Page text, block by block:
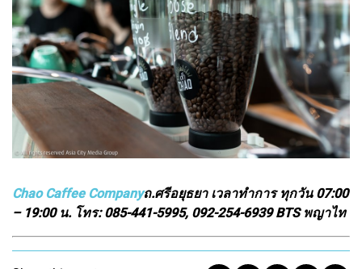
Chao Caffee Companyถ.ศรีอยุธยา เวลาทำการ ทุกวัน 07:00
– 19:00 น. โทร: 085-441-5995, 092-254-6939 BTS พญาไท